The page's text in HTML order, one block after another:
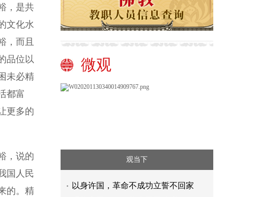
，是共
文化水
，而且
品位以
未必精
都富
更多的
，说的
国人民
的。精
微观
观当下
以身许国，革命不成功立誓不回家